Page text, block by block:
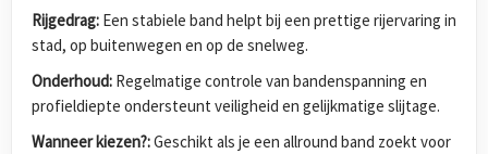
Rijgedrag: Een stabiele band helpt bij een prettige rijervaring in
stad, op buitenwegen en op de snelweg.
Onderhoud: Regelmatige controle van bandenspanning en
profieldiepte ondersteunt veiligheid en gelijkmatige slijtage.
Wanneer kiezen?:Geschikt als je een allround band zoekt voor